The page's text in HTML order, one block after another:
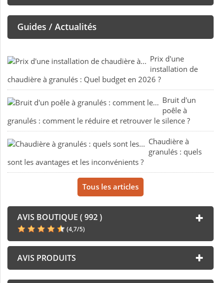
Guides / Actualités
Prix d'une
installation de
chaudière à granulés : Quel budget en 2026 ?
Bruit d'un
poêle à
granulés : comment le réduire et retrouver le silence ?
Chaudière à
granulés : quels
sont les avantages et les inconvénients ?
Tous les articles
AVIS BOUTIQUE ( 992 )
(4,7/5)
AVIS PRODUITS